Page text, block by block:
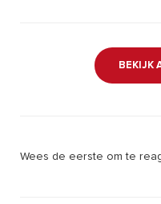
BEKIJK
Wees de eerste om te